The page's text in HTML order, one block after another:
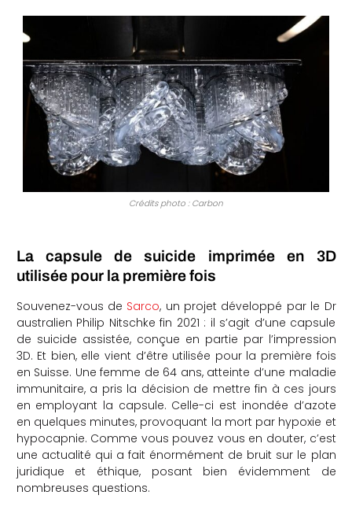
Crédits photo : Carbon
La capsule de suicide imprimée en 3D
utilisée pour la première fois
Souvenez-vous de Sarco, un projet développé par le Dr
australien Philip Nitschke fin 2021 : il s’agit d’une capsule
de suicide assistée, conçue en partie par l’impression
3D. Et bien, elle vient d’être utilisée pour la première fois
en Suisse. Une femme de 64 ans, atteinte d’une maladie
immunitaire, a pris la décision de mettre fin à ces jours
en employant la capsule. Celle-ci est inondée d’azote
en quelques minutes, provoquant la mort par hypoxie et
hypocapnie. Comme vous pouvez vous en douter, c’est
une actualité qui a fait énormément de bruit sur le plan
juridique et éthique, posant bien évidemment de
nombreuses questions.